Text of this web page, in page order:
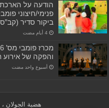
הודעה על
ביקור סדיר
והפקה של אירוע
‏أسبوع واحد مضت
هضبة الجولان ،